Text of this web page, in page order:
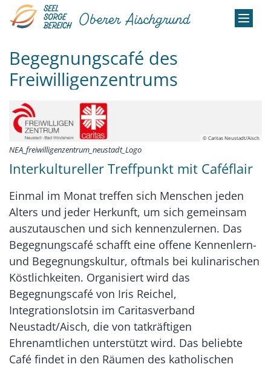
Zum Inhalt springen
Begegnungscafé des
Freiwilligenzentrums
© Caritas Neustadt/Aisch
NEA_freiwilligenzentrum_neustadt_Logo
Interkultureller Treffpunkt mit Caféflair
Einmal im Monat treffen sich Menschen jeden
Alters und jeder Herkunft, um sich gemeinsam
auszutauschen und sich kennenzulernen. Das
Begegnungscafé schafft eine offene Kennenlern-
und Begegnungskultur, oftmals bei kulinarischen
Köstlichkeiten. Organisiert wird das
Begegnungscafé von Iris Reichel,
Integrationslotsin im Caritasverband
Neustadt/Aisch, die von tatkräftigen
Ehrenamtlichen unterstützt wird. Das beliebte
Café findet in den Räumen des katholischen